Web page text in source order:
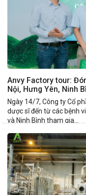
Anvy Factory tour:
Nội, Hưng Yên, Ninh
Ngày 14/7, Công ty Cổ
dược sĩ đến từ các bệnh
và Ninh Bình tham gia...